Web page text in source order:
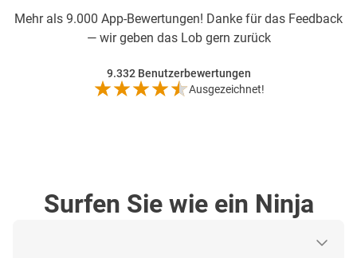
Mehr als 9.000 App-Bewertungen! Danke für das Feedback
— wir geben das Lob gern zurück
9.332 Benutzerbewertungen
Ausgezeichnet!
Surfen Sie wie ein Ninja